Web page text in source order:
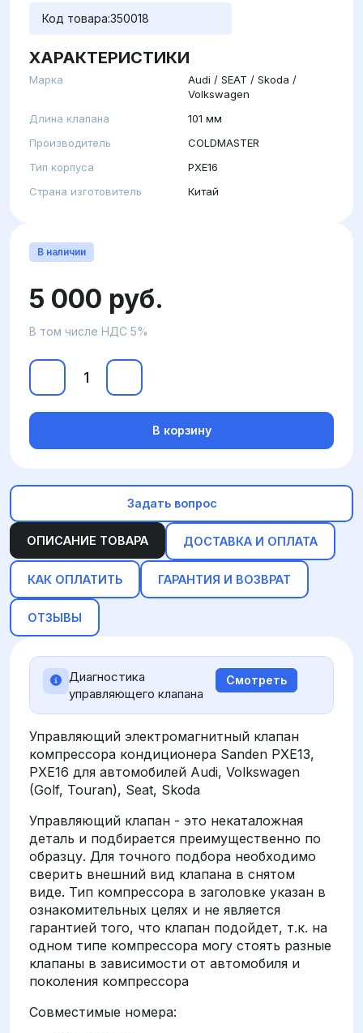
Код товара:350018
ХАРАКТЕРИСТИКИ
Марка
Audi / SEAT / Skoda /
Volkswagen
Длина клапана
101 мм
Производитель
COLDMASTER
Тип корпуса
PXE16
Страна изготовитель
Китай
ОПИСАНИЕ ТОВАРА ДОСТАВКА И ОПЛАТА
КАК ОПЛАТИТЬ ГАРАНТИЯ И ВОЗВРАТ
ОТЗЫВЫ
Диагностика
управляющего клапана
Смотреть
Управляющий электромагнитный клапан
компрессора кондиционера Sanden PXE13,
PXE16 для автомобилей Audi, Volkswagen
(Golf, Touran), Seat, Skoda
Управляющий клапан - это некаталожная
деталь и подбирается преимущественно по
образцу. Для точного подбора необходимо
сверить внешний вид клапана в снятом
виде. Тип компрессора в заголовке указан в
ознакомительных целях и не является
гарантией того, что клапан подойдет, т.к. на
одном типе компрессора могу стоять разные
клапаны в зависимости от автомобиля и
поколения компрессора
Совместимые номера:
В наличии
5 000 руб.
В том числе НДС 5%
В корзину
Задать вопрос